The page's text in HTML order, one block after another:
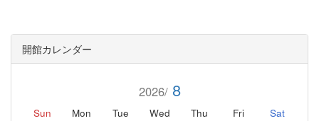
開館カレンダー
2026/8
Sun Mon Tue Wed Thu Fri Sat